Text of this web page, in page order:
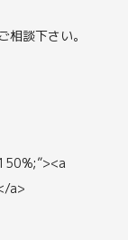
相談下さい。
a>